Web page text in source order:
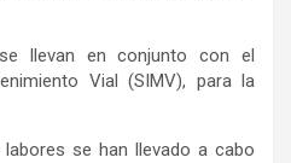
llevan en conjunto con el
Vial (SIMV), para la
se han llevado a cabo